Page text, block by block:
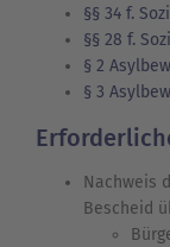
§§ 34 f.
§§ 28 f.
§ 2
§ 3
Nachweis
Bescheid